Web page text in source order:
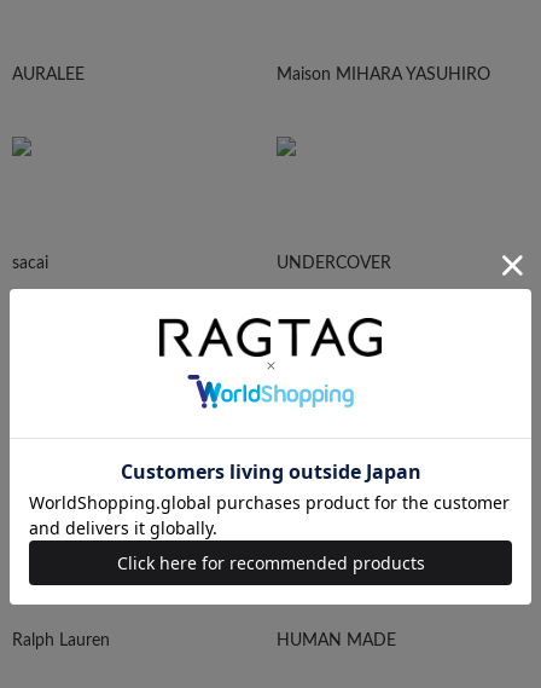
AURALEE Maison MIHARA YASUHIRO
sacai UNDERCOVER
Ralph Lauren HUMAN MADE